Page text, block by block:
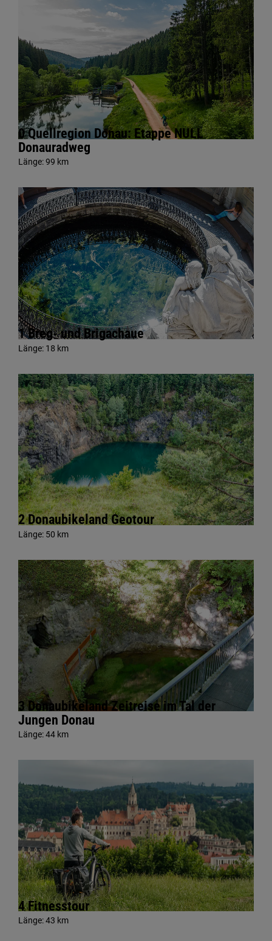
0 Quellregion Donau: Etappe NULL
Donauradweg
Länge:99 km
1 Breg- und Brigachaue
Länge: 18 km
2 Donaubikeland Geotour
Länge: 50 km
3 Donaubikeland Zeitreise im Tal der
Jungen Donau
Länge:44 km
4 Fitnesstour
Länge:43 km